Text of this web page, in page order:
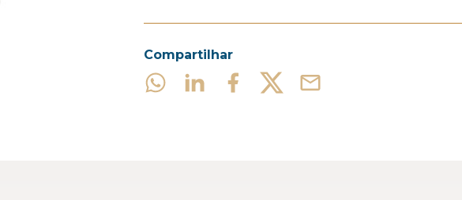
Compartilhar